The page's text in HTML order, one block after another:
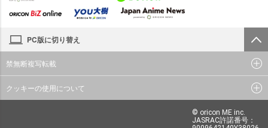
PC版に切り替え
禁無断複写転載
クッキーの使用について
© oricon ME inc.
JASRAC許諾番号：